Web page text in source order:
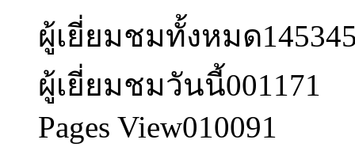
ผู้เยี่ยมชมทั้งหมด
ผู้เยี่ยมชมวันนี้001171
Pages View010091